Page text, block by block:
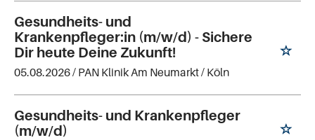
Gesundheits- und
Krankenpfleger:in (m/w/d) - Sichere
Dir heute Deine Zukunft!
05.08.2026 / PAN Klinik Am Neumarkt/ Köln
Gesundheits- und Krankenpfleger
(m/w/d)